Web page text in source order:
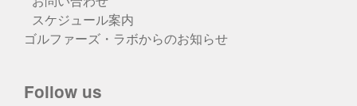
スケジュール案内
ゴルファーズ・ラボからのお知らせ
Follow us